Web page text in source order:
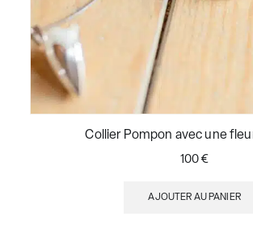
Collier Pompon avec une
100€
AJOUTER AU PANIER